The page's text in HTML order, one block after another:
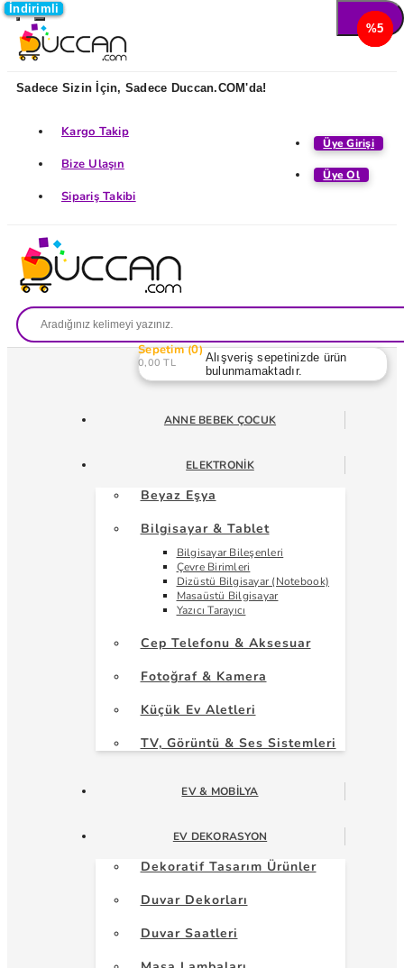
Sadece Sizin İçin, Sadece Duccan.COM'da!
Üye Girişi
Üye Ol
Kargo Takip
Bize Ulaşın
Sipariş Takibi
Sepetim 0
0,00 TL
Alışveriş sepetinizde ürün
bulunmamaktadır.
ANNE BEBEK ÇOCUK
ELEKTRONIK
Beyaz Eşya
Bilgisayar & Tablet
Bilgisayar Bileşenleri
Çevre Birimleri
Dizüstü Bilgisayar (Notebook)
Masaüstü Bilgisayar
Yazıcı Tarayıcı
Cep Telefonu & Aksesuar
Fotoğraf & Kamera
Küçük Ev Aletleri
TV, Görüntü & Ses Sistemleri
EV & MOBILYA
EV DEKORASYON
Dekoratif Tasarım Ürünler
Duvar Dekorları
Duvar Saatleri
%5
İndirimli
%5
İndirimli
%5
İndirimli
%5
İndirimli